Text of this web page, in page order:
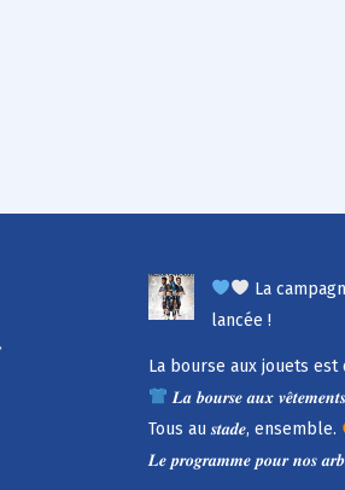
La
lancée !
La bourse aux jouets est
𝑳𝒂 𝒃𝒐𝒖𝒓𝒔𝒆 𝒂𝒖𝒙
Tous au 𝒔𝒕𝒂𝒅𝒆, ensemble.
𝑳𝒆 𝒑𝒓𝒐𝒈𝒓𝒂𝒎𝒎𝒆 𝒑𝒐𝒖𝒓 𝒏𝒐𝒔